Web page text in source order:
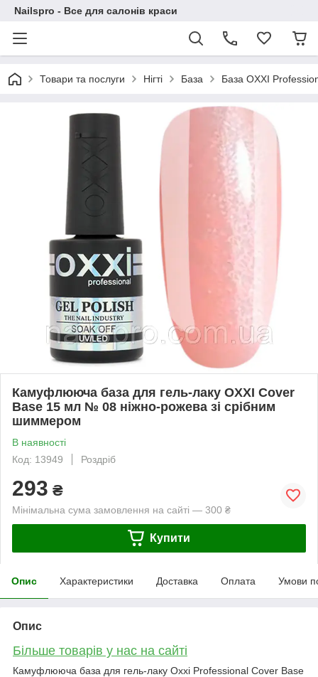
Nailspro - Все для салонів краси
Товари та послуги Нігті База База OXXI
Камуфлююча база для гель-лаку OXXI Cover
Base 15 мл № 08 ніжно-рожева зі срібним
шиммером
В наявності
Код: 13949
Роздріб
293 ₴
Мінімальна сума замовлення на сайті — 300 ₴
Купити
Опис Характеристики Доставка Оплата Умови
Опис
Більше товарів у нас на сайті
Камуфлююча база для гель-лаку Oxxi Professional Cover Base